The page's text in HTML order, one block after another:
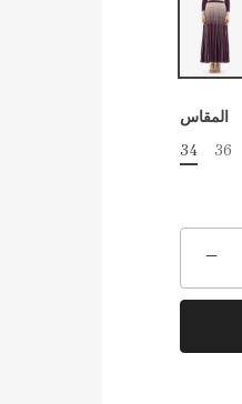
المقاس
34
36
−